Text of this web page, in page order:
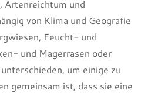
Artenreichtum und
von Klima und Geografie
Feucht- und
und Magerrasen oder
um einige zu
gemeinsam ist, dass sie eine